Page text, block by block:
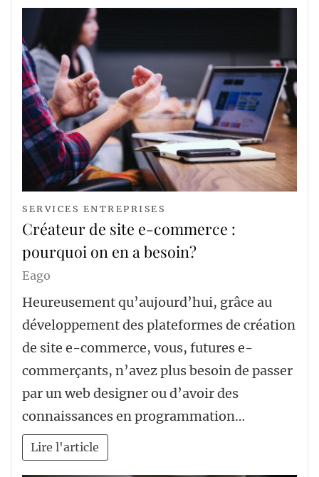
SERVICES ENTREPRISES
Créateur de site e-commerce :
pourquoi on en a besoin?
Eago
Heureusement qu’aujourd’hui, grâce au
développement des plateformes de création
de site e-commerce, vous, futures e-
commerçants, n’avez plus besoin de passer
par un web designer ou d’avoir des
connaissances en programmation…
Lire l'article